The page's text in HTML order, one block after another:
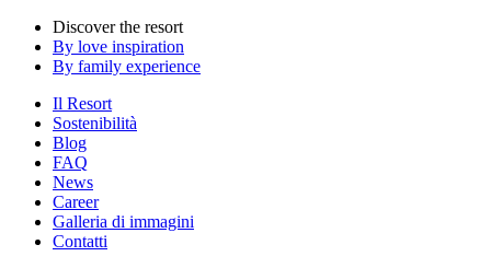
Discover the resort
By love inspiration
By family experience
Il Resort
Sostenibilità
Blog
FAQ
News
Career
Galleria di immagini
Contatti